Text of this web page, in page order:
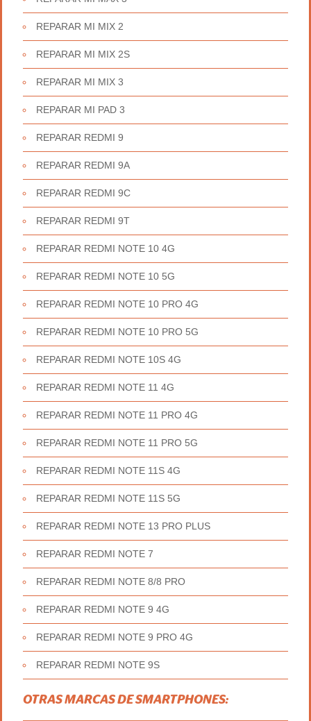
REPARAR MI MIX 2
REPARAR MI MIX 2S
REPARAR MI MIX 3
REPARAR MI PAD 3
REPARAR REDMI 9
REPARAR REDMI 9A
REPARAR REDMI 9C
REPARAR REDMI 9T
REPARAR REDMI NOTE 10 4G
REPARAR REDMI NOTE 10 5G
REPARAR REDMI NOTE 10 PRO 4G
REPARAR REDMI NOTE 10 PRO 5G
REPARAR REDMI NOTE 10S 4G
REPARAR REDMI NOTE 11 4G
REPARAR REDMI NOTE 11 PRO 4G
REPARAR REDMI NOTE 11 PRO 5G
REPARAR REDMI NOTE 11S 4G
REPARAR REDMI NOTE 11S 5G
REPARAR REDMI NOTE 13 PRO PLUS
REPARAR REDMI NOTE 7
REPARAR REDMI NOTE 8/8 PRO
REPARAR REDMI NOTE 9 4G
REPARAR REDMI NOTE 9 PRO 4G
REPARAR REDMI NOTE 9S
OTRAS MARCAS DE SMARTPHONES: